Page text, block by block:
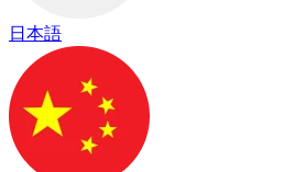
日本語